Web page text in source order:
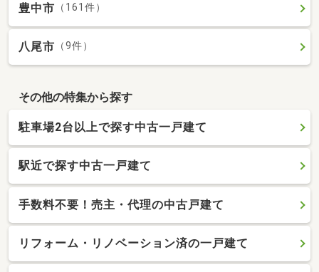
豊中市 （161件）
八尾市 （9件）
その他の特集から探す
駐車場2台以上で探す中古一戸建て
駅近で探す中古一戸建て
手数料不要！売主・代理の中古戸建て
リフォーム・リノベーション済の一戸建て